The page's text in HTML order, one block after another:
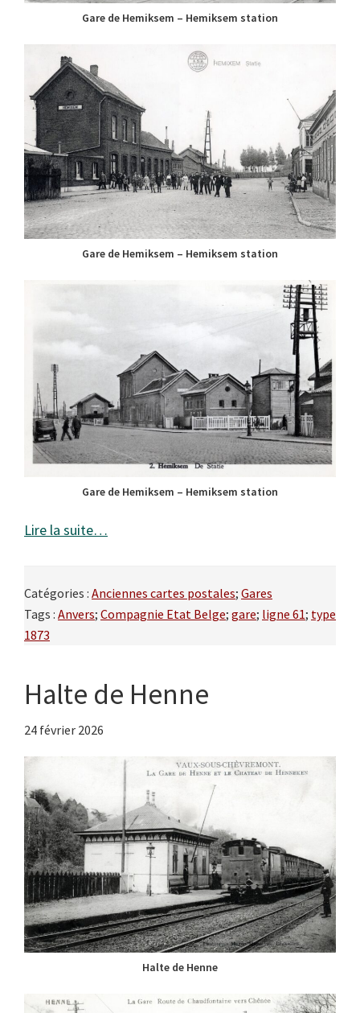
Gare de Hemiksem – Hemiksem station
Gare de Hemiksem – Hemiksem station
Gare de Hemiksem – Hemiksem station
Lire la suite…
Catégories : Anciennes cartes postales; Gares
Tags : Anvers; Compagnie Etat Belge; gare; ligne 61; type
1873
Halte de Henne
24 février 2026
Halte de Henne